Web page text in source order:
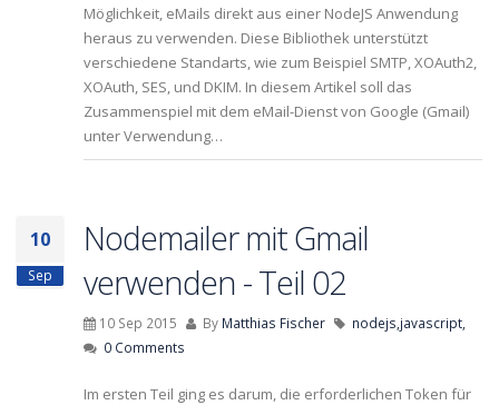
Möglichkeit, eMails direkt aus einer NodeJS Anwendung
heraus zu verwenden. Diese Bibliothek unterstützt
verschiedene Standarts, wie zum Beispiel SMTP, XOAuth2,
XOAuth, SES, und DKIM. In diesem Artikel soll das
Zusammenspiel mit dem eMail-Dienst von Google (Gmail)
unter Verwendung…
10
Sep
Nodemailer mit Gmail
verwenden - Teil 02
10 Sep 2015 By Matthias Fischer nodejs, javascript,
0 Comments
Im ersten Teil ging es darum, die erforderlichen Token für